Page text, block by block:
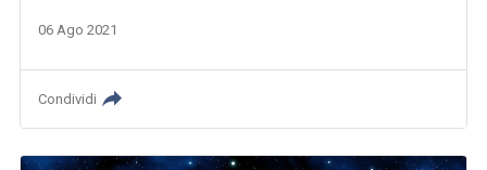
06 Ago 2021
Condividi